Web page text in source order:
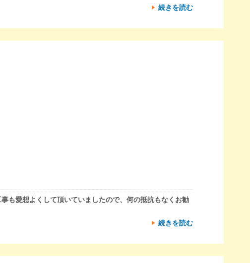
続きを読む
も愛想よくして頂いていましたので、何の抵抗もなくお勧
続きを読む